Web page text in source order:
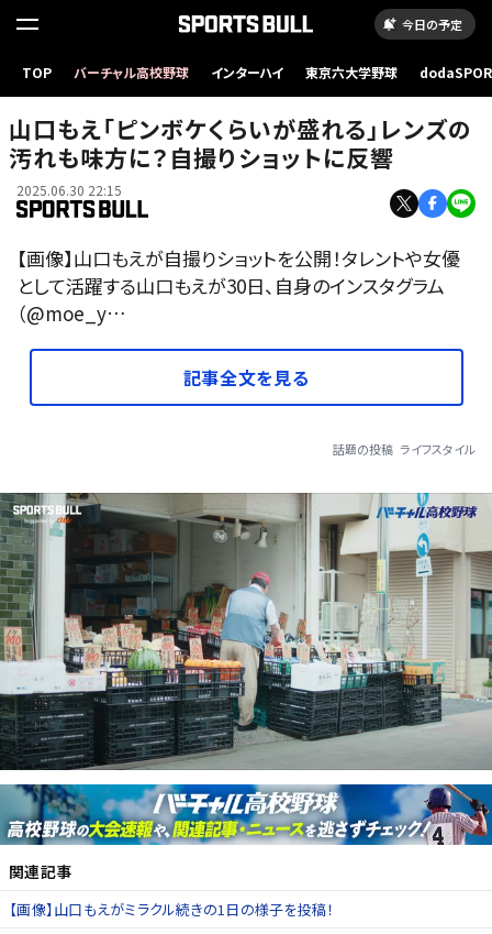
今日の予定
TOP バーチャル高校野球 インターハイ 東京六大学野球
山口もえ「ピンボケくらいが盛れる」レンズの
汚れも味方に？自撮りショットに反響
2025.06.30 22:15
【画像】山口もえが自撮りショットを公開！タレントや女優
として活躍する山口もえが30日、自身のインスタグラム
（@moe_y…
記事全文を見る
話題の投稿 ライフスタイル
関連記事
【画像】山口もえがミラクル続きの1日の様子を投稿！